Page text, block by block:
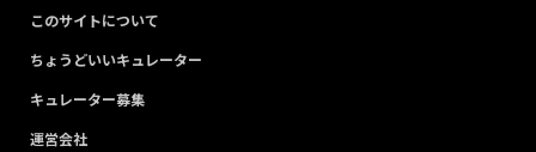
このサイトについて
ちょうどいいキュレーター
キュレーター募集
運営会社